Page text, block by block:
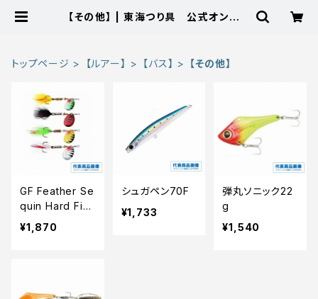
【その他】 | 東海つり具 公式オンライ
トップページ 【ルアー】 【バス】 【その他】
GF Feather Se
quin Hard Fish
ing Lures 6g
¥1,870
シュガペン70F
¥1,733
弾丸ソニック22
g
¥1,540